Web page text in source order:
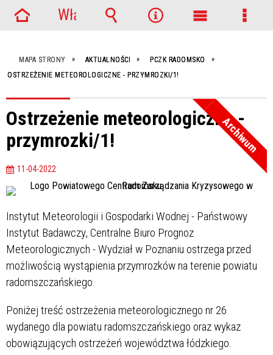
MAPA STRONY AKTUALNOŚCI
PCZK RADOMSKO
OSTRZEŻENIE METEOROLOGICZNE - PRZYMROZKI/1!
Ostrzeżenie meteorologiczne -
przymrozki/1!
11-04-2022
Archiwum
Instytut Meteorologii i Gospodarki Wodnej - Państwowy
Instytut Badawczy, Centralne Biuro Prognoz
Meteorologicznych - Wydział w Poznaniu ostrzega przed
możliwością wystąpienia przymrozków na terenie powiatu
radomszczańskiego.
Poniżej treść ostrzeżenia meteorologicznego nr 26
wydanego dla powiatu radomszczańskiego oraz wykaz
obowiązujących ostrzeżeń województwa łódzkiego.
Włącz